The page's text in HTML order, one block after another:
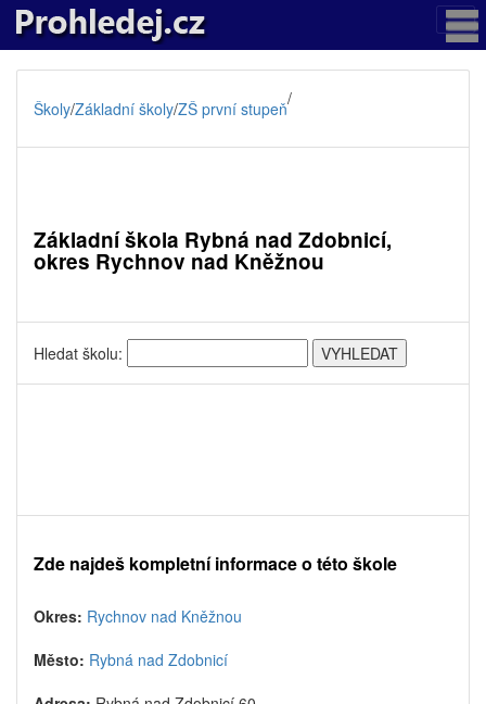
Školy/Základní školy/ZŠ první stupeň/
Základní škola Rybná nad Zdobnicí,
okres Rychnov nad Kněžnou
Hledat školu:
Zde najdeš kompletní informace o této škole
Okres: Rychnov nad Kněžnou
Město: Rybná nad Zdobnicí